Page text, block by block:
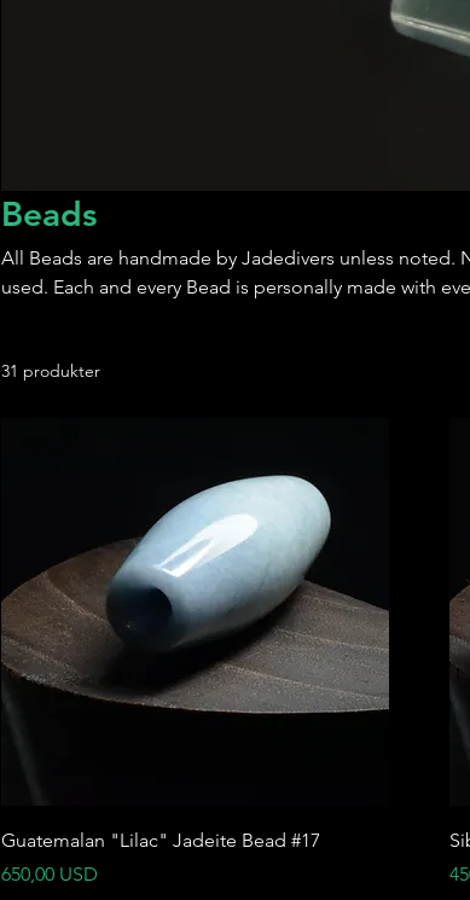
Beads
All Beads are handmade by Jadedivers unless noted.
used. Each and every Bead is personally made with
31 produkter
Guatemalan "Lilac" Jadeite Bead #17
Pris
650,00 USD